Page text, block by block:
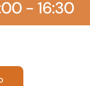
do setor de
- 16:30